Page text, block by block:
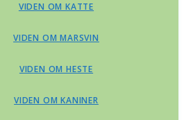
VIDEN OM KATTE
VIDEN OM MARSVIN
VIDEN OM HESTE
VIDEN OM KANINER